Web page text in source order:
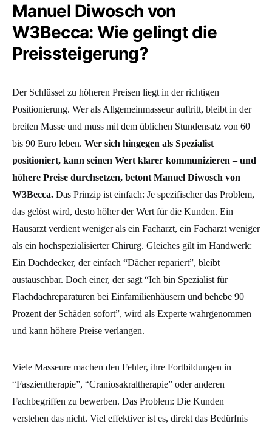
Manuel Diwosch von
W3Becca: Wie gelingt die
Preissteigerung?
Der Schlüssel zu höheren Preisen liegt in der richtigen
Positionierung. Wer als Allgemeinmasseur auftritt, bleibt in der
breiten Masse und muss mit dem üblichen Stundensatz von 60
bis 90 Euro leben. Wer sich hingegen als Spezialist
positioniert, kann seinen Wert klarer kommunizieren – und
höhere Preise durchsetzen, betont Manuel Diwosch von
W3Becca. Das Prinzip ist einfach: Je spezifischer das Problem,
das gelöst wird, desto höher der Wert für die Kunden. Ein
Hausarzt verdient weniger als ein Facharzt, ein Facharzt weniger
als ein hochspezialisierter Chirurg. Gleiches gilt im Handwerk:
Ein Dachdecker, der einfach “Dächer repariert”, bleibt
austauschbar. Doch einer, der sagt “Ich bin Spezialist für
Flachdachreparaturen bei Einfamilienhäusern und behebe 90
Prozent der Schäden sofort”, wird als Experte wahrgenommen –
und kann höhere Preise verlangen.
Viele Masseure machen den Fehler, ihre Fortbildungen in
“Faszientherapie”, “Craniosakraltherapie” oder anderen
Fachbegriffen zu bewerben. Das Problem: Die Kunden
verstehen das nicht. Viel effektiver ist es, direkt das Bedürfnis